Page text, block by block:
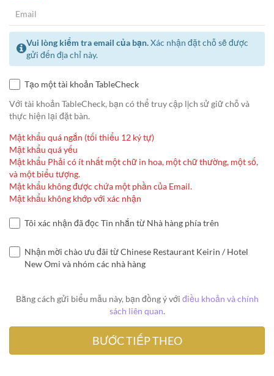
Vui lòng kiểm tra email của bạn.Xác nhận đặt chỗ sẽ được
gửi đến địa chỉ này.
Tạo một tài khoản TableCheck
Với tài khoản TableCheck, bạn có thể truy cập lịch sử giữ chỗ và
thực hiện lại đặt bàn.
Mật khẩu quá ngắn (tối thiểu 12 ký tự)
Mật khẩu quá yếu
Mật khẩu Phải có ít nhất một chữ in hoa, một chữ thường, một số,
và một biểu tượng.
Mật khẩu không được chứa một phần của Email.
Mật khẩu không khớp với xác nhận
Tôi xác nhận đã đọc Tin nhắn từ Nhà hàng phía trên
Nhận mời chào ưu đãi từ Chinese Restaurant Keirin / Hotel
New Omi và nhóm các nhà hàng
Bằng cách gửi biểu mẫu này, bạn đồng ý với điều khoản và chính
sách liên quan.